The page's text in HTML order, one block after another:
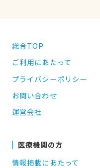
総合TOP
ご利用にあたって
プライバシーポリシー
お問い合わせ
運営会社
医療機関の方
情報掲載にあたって